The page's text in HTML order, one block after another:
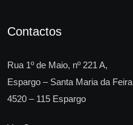
Contactos
Rua 1º de Maio, nº 221 A,
Espargo – Santa Maria da Feira
4520 – 115 Espargo